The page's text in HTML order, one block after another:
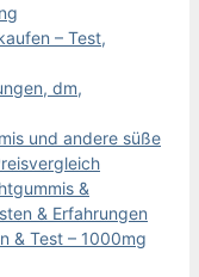
– Test,
dm,
und andere süße
&
& Erfahrungen
& Test – 1000mg